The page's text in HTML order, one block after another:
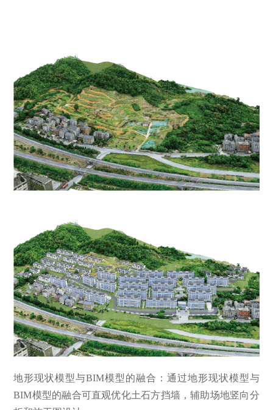
地形现状模型与BIM模型的融合：通过地形现状模型与
BIM模型的融合可直观优化土石方挡墙，辅助场地竖向分